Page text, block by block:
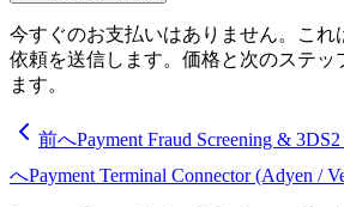
今すぐのお支払いはありません。これ
依頼を送信します。価格と次のステッ
ます。
前へPayment Fraud Screening &
へPayment Terminal Connector (Adyen /